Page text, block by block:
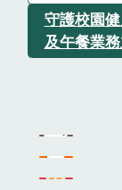
守護校園
及午餐業